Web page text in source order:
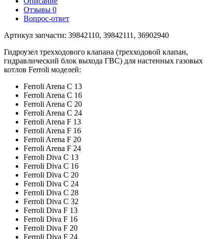
Отзывы 0
Вопрос-ответ
Артикул запчасти: 39842110, 39842111, 36902940
Гидроузел трехходового клапана (трехходовой клапан,
гидравлический блок выхода ГВС) для настенных газовых
котлов Ferroli моделей:
Ferroli Arena C 13
Ferroli Arena C 16
Ferroli Arena C 20
Ferroli Arena C 24
Ferroli Arena F 13
Ferroli Arena F 16
Ferroli Arena F 20
Ferroli Arena F 24
Ferroli Diva C 13
Ferroli Diva C 16
Ferroli Diva C 20
Ferroli Diva C 24
Ferroli Diva C 28
Ferroli Diva C 32
Ferroli Diva F 13
Ferroli Diva F 16
Ferroli Diva F 20
Ferroli Diva F 24